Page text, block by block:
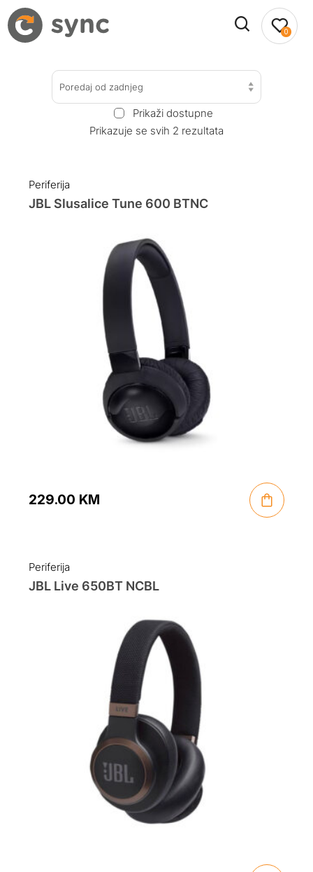
0
Poredaj od zadnjeg
Prikaži dostupne
Prikazuje se svih 2 rezultata
Periferija
JBL Slusalice Tune 600 BTNC
229.00 KM
Periferija
JBL Live 650BT NCBL